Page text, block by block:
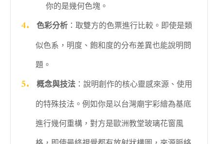
你的是幾何色塊。
色彩分析：取雙方的色票進行比較。即使是類
似色系，明度、飽和度的分布差異也能說明問
題。
概念與技法：說明創作的核心靈感來源、使用
的特殊技法。例如你是以台灣廟宇彩繪為基底
進行幾何重構，對方是歐洲教堂玻璃花窗風